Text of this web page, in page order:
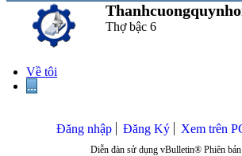
Thợ bậc 6
Về tôi
...
Đăng nhập Đăng Ký Xem trên
Diễn đàn sử dụng vBulletin® Phiên bản